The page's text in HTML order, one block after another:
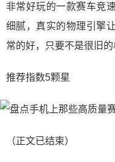
非常好玩的一款赛车竞
细腻，真实的物理引擎
常的好，只要不是很旧的
推荐指数5颗星
（正文已结束）